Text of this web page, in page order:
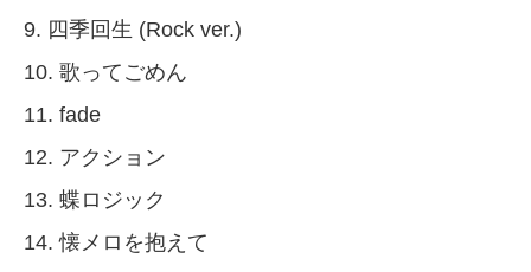
9. 四季回生 (Rock ver.)
10. 歌ってごめん
11. fade
12. アクション
13. 蝶ロジック
14. 懐メロを抱えて